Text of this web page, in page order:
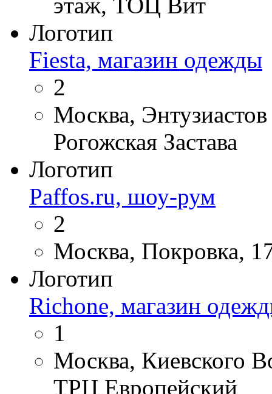
Логотип
Fiesta, магазин одежды
2
Москва,
Рогожская Застава
Логотип
Paffos.ru, шоу-рум
2
Москва, Покровка,
Логотип
Richone, магазин
1
Москва, Киевского
ТРЦ Европейский